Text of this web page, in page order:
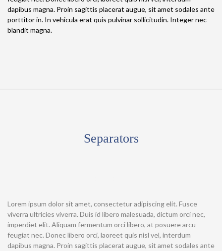
dapibus magna. Proin sagittis placerat augue, sit amet sodales ante
porttitor in. In vehicula erat quis pulvinar sollicitudin. Integer nec
blandit magna.
Separators
Lorem ipsum dolor sit amet, consectetur adipiscing elit. Fusce
viverra ultricies viverra. Duis id libero malesuada, dictum orci nec,
imperdiet elit. Aliquam fermentum orci libero, at posuere arcu
feugiat nec. Donec libero orci, laoreet quis nisl vel, interdum
dapibus magna. Proin sagittis placerat augue, sit amet sodales ante